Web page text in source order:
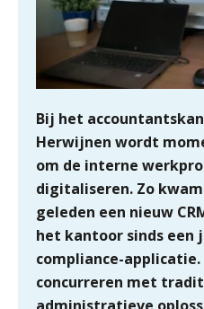
Bij het
Herwijnen wordt
om de interne
digitaliseren. Zo
geleden een nieuw
het kantoor sinds een
compliance-
concurreren met